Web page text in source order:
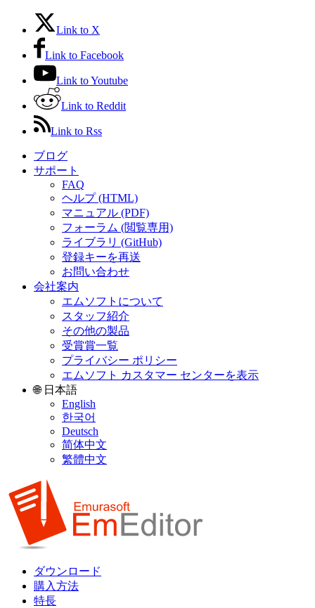
Link to X
Link to Facebook
Link to Youtube
Link to Reddit
Link to Rss
ブログ
サポート
FAQ
ヘルプ (HTML)
マニュアル (PDF)
フォーラム (閲覧専用)
ライブラリ (GitHub)
登録キーを再送
お問い合わせ
会社案内
エムソフトについて
スタッフ紹介
その他の製品
受賞賞一覧
プライバシー ポリシー
エムソフト カスタマー センターを表示
🌐 日本語
English
한국어
Deutsch
简体中文
繁體中文
ダウンロード
購入方法
特長